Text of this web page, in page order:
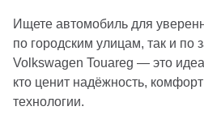
Ищете автомобиль для
по городским улицам, так и по
Volkswagen Touareg — это
кто ценит надёжность,
технологии.